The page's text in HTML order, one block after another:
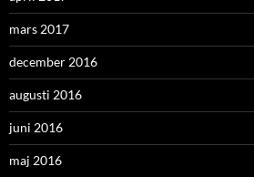
mars 2017
december 2016
augusti 2016
juni 2016
maj 2016